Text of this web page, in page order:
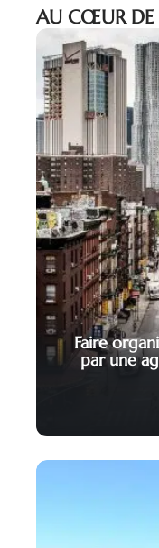
AU CŒUR DE
Faire
par une